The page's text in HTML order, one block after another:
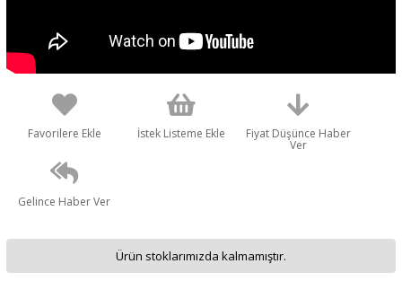
Favorilere Ekle İstek Listeme Ekle Fiyat Düşünce Haber
Ver
Gelince Haber Ver
Ürün stoklarımızda kalmamıştır.